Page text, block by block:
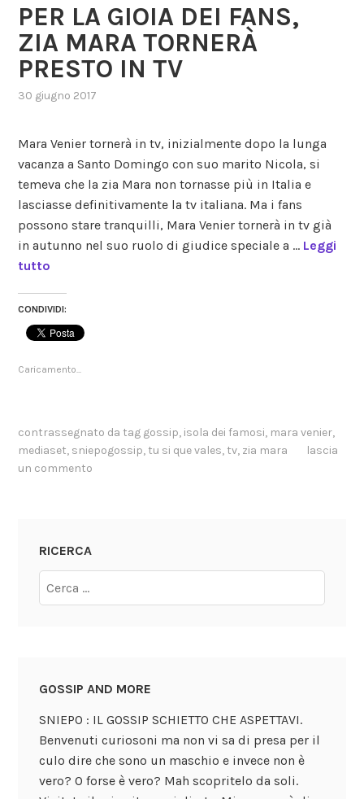
PER LA GIOIA DEI FANS,
ZIA MARA TORNERÀ
PRESTO IN TV
30 giugno 2017
gossip
reality,
talent
show
Mara Venier tornerà in tv, inizialmente dopo la lunga
vacanza a Santo Domingo con suo marito Nicola, si
temeva che la zia Mara non tornasse più in Italia e
lasciasse definitivamente la tv italiana. Ma i fans
possono stare tranquilli, Mara Venier tornerà in tv già
in autunno nel suo ruolo di giudice speciale a … Leggi
tutto
CONDIVIDI:
Caricamento...
contrassegnato da tag gossip, isola dei famosi, mara venier,
mediaset, sniepogossip, tu si que vales, tv, zia mara
lascia
un commento
RICERCA
GOSSIP AND MORE
SNIEPO : IL GOSSIP SCHIETTO CHE ASPETTAVI.
Benvenuti curiosoni ma non vi sa di presa per il
culo dire che sono un maschio e invece non è
vero? O forse è vero? Mah scopritelo da soli.